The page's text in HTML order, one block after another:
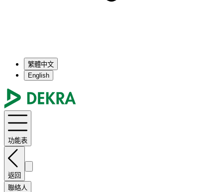
繁體中文
English
功能表
返回
聯絡人